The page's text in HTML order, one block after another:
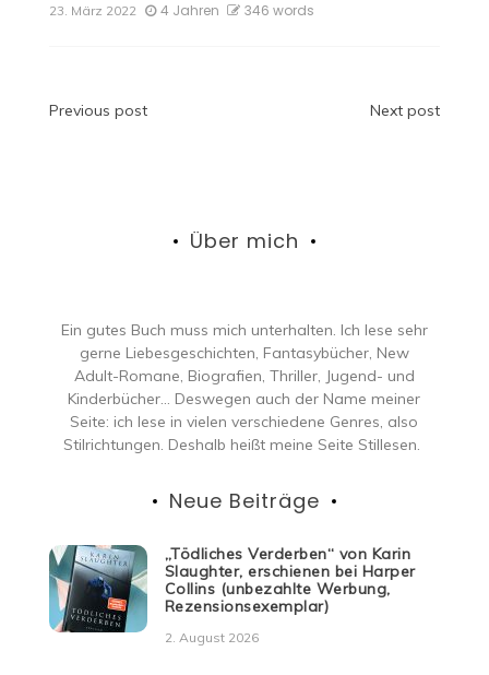
23. März 2022 4 Jahren 346 words
Beitragsnavigation
Previous post Next post
Über mich
Ein gutes Buch muss mich unterhalten. Ich lese sehr
gerne Liebesgeschichten, Fantasybücher, New
Adult-Romane, Biografien, Thriller, Jugend- und
Kinderbücher… Deswegen auch der Name meiner
Seite: ich lese in vielen verschiedene Genres, also
Stilrichtungen. Deshalb heißt meine Seite Stillesen.
Neue Beiträge
„Tödliches Verderben“ von Karin
Slaughter, erschienen bei Harper
Collins (unbezahlte Werbung,
Rezensionsexemplar)
2. August 2026